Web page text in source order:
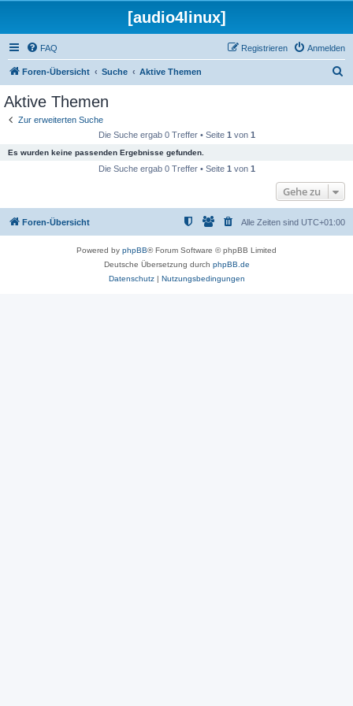
[audio4linux]
FAQ Anmelden
Registrieren
Foren-Übersicht Suche Aktive Themen
Aktive Themen
Zur erweiterten Suche
Die Suche ergab 0 Treffer • Seite 1 von 1
Es wurden keine passenden Ergebnisse gefunden.
Die Suche ergab 0 Treffer • Seite 1 von 1
Gehe zu
Foren-Übersicht Alle Zeiten sind UTC+01:00
Powered by phpBB® Forum Software © phpBB Limited
Deutsche Übersetzung durch phpBB.de
Datenschutz| Nutzungsbedingungen